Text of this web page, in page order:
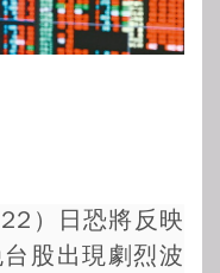
）日恐將反映
股出現劇烈波